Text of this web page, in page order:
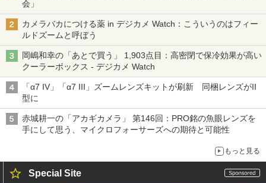
会」
カメラバカにつける薬 in デジカメ Watch：こういうのはフィー
ルドズームと呼ぼう
岡嶋和幸の「あとで買う」 1,903点目：高密閉で保冷効果が高い
クーラーボックス - デジカメ Watch
「α7 IV」「α7 III」ズームレンズキットが刷新 同梱レンズがII
型に
赤城耕一の「アカギカメラ」 第146回：PRO銘の魚眼レンズを
手にして思う、マイクロフォーサーズへの期待と可能性
もっと見る
Special Site